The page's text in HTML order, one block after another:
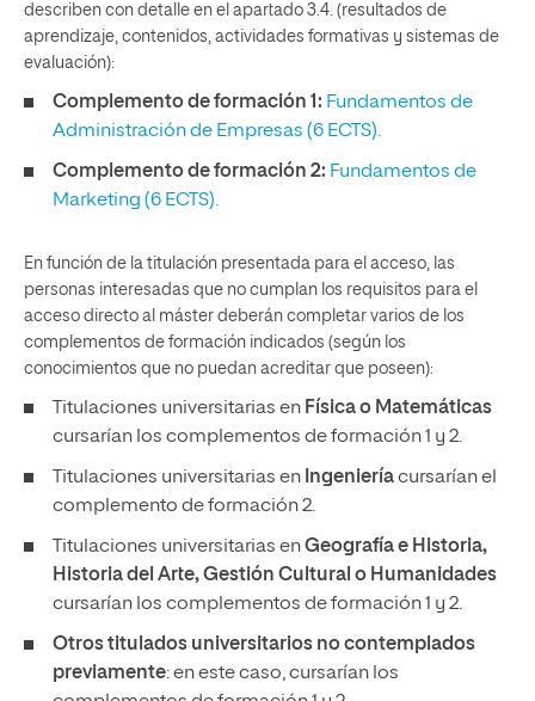
describen con detalle en el apartado 3.4. (resultados de
aprendizaje, contenidos, actividades formativas y sistemas de
evaluación):
Complemento de formación 1: Fundamentos de
Administración de Empresas (6 ECTS).
Complemento de formación 2: Fundamentos de
Marketing (6 ECTS).
En función de la titulación presentada para el acceso, las
personas interesadas que no cumplan los requisitos para el
acceso directo al máster deberán completar varios de los
complementos de formación indicados (según los
conocimientos que no puedan acreditar que poseen):
Titulaciones universitarias en Física o Matemáticas
cursarían los complementos de formación 1 y 2.
Titulaciones universitarias en Ingenieríacursarían el
complemento de formación 2.
Titulaciones universitarias enGeografía e Historia,
Historia del Arte, Gestión Cultural o Humanidades
cursarían los complementos de formación 1 y 2.
Otros titulados universitarios no contemplados
previamente: en este caso, cursarían los